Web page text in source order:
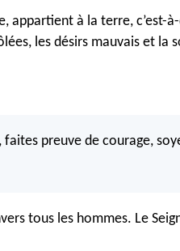
appartient à la terre, c’est-
les désirs mauvais et la
preuve de courage,
tous les hommes. Le